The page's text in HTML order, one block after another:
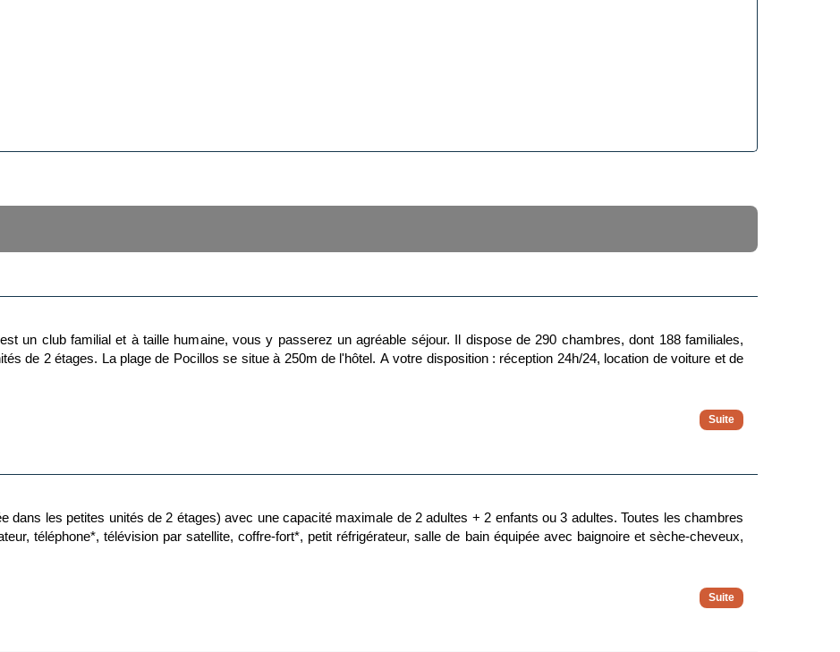
un club familial et à taille humaine, vous y passerez un agréable séjour. Il dispose de 290 chambres, dont 188 familiales,
de 2 étages. La plage de Pocillos se situe à 250m de l'hôtel. A votre disposition : réception 24h/24, location de voiture et de
Mondi Club Relax. Ces établissements offrent une ambiance apaisée, idéale pour se ressourcer. L'animation y est légère et
option pour les couples en quête de romantisme, les familles avec jeunes enfants, ou pour quiconque cherche des vacances
dans les petites unités de 2 étages) avec une capacité maximale de 2 adultes + 2 enfants ou 3 adultes. Toutes les chambres
téléphone*, télévision par satellite, coffre-fort*, petit réfrigérateur, salle de bain équipée avec baignoire et sèche-cheveux,
vous serez logé en chambre standard équipée d'un lit double (ou 2 lits twins) et de 1 ou 2 lit d'appoint.